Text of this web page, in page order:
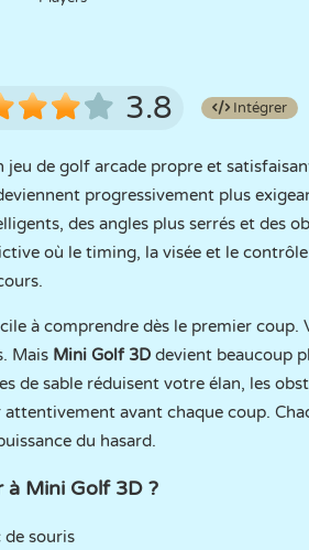
3.8 Intégrer
jeu de golf arcade propre et
progressivement plus
des angles plus serrés et des
où le timing, la visée et le
à comprendre dès le premier coup.
Mais Mini Golf 3D devient beaucoup
de sable réduisent votre élan, les
avant chaque coup.
du hasard.
Mini Golf 3D ?
de souris